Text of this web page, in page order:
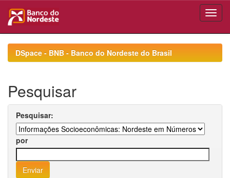
navigationDSpace - BNB - Banco do Nordeste do Brasil
Pesquisar
Pesquisar:
por